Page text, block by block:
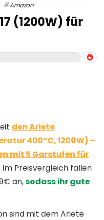
Amazon
(1200W) für
den Ariete
400°C, 1200W) –
mit 5 Garstufen für
Im Preisvergleich fallen
an,sodass ihr gute
sind mit dem Ariete